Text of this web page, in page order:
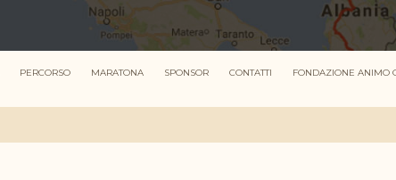
PERCORSO MARATONA SPONSOR CONTATTI FONDAZIONE ANIMO